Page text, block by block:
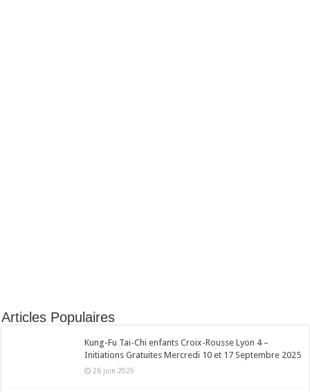
Articles Populaires
Kung-Fu Tai-Chi enfants Croix-Rousse Lyon 4 –
Initiations Gratuites Mercredi 10 et 17 Septembre 2025
26 juin 2025